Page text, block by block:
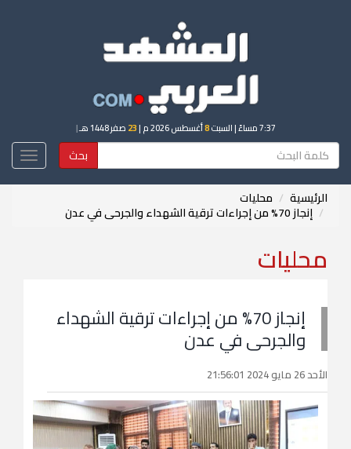
7:37 مساءً | السبت8أغسطس 2026 م | 23 صفر 1448 هـ |
بحث
الرئيسية محليات
إنجاز 70% من إجراءات ترقية الشهداء والجرحى في عدن
محليات
إنجاز 70% من إجراءات ترقية الشهداء
والجرحى في عدن
الأحد 26 مايو 2024 21:56:01